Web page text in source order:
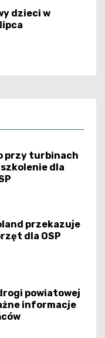
dzieci w
przy turbinach
dla
przekazuje
dla OSP
powiatowej
informacje